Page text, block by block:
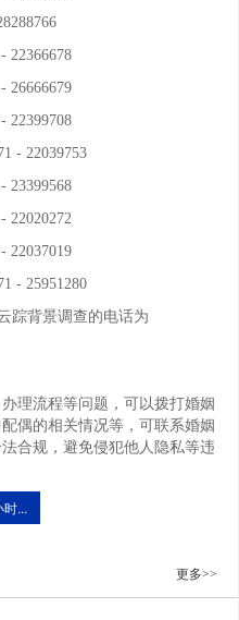
22366678
26666679
22399708
- 22039753
23399568
22020272
22037019
- 25951280
踪背景调查的电话为
理流程等问题，可以拨打婚姻
偶的相关情况等，可联系婚姻
合规，避免侵犯他人隐私等违
...
更多>>